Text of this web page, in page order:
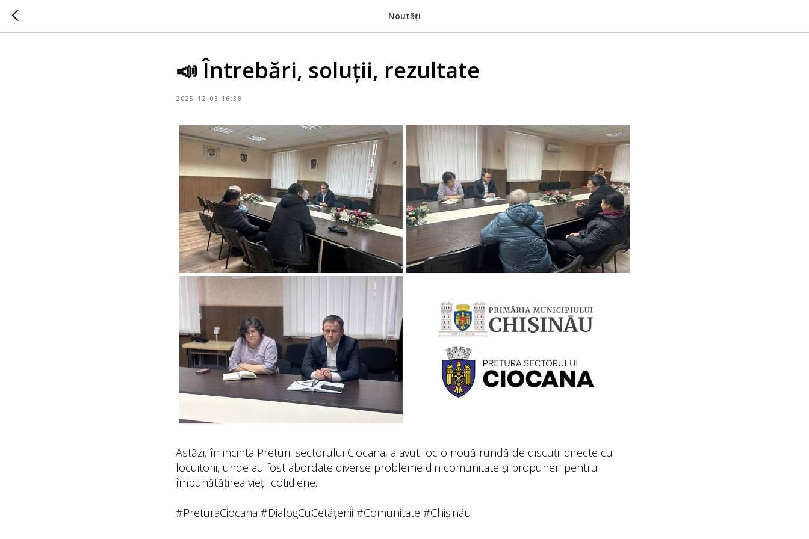
Noutăți
📣 Întrebări, soluții, rezultate
2025-12-08 16:38
Astăzi, în incinta Preturii sectorului Ciocana, a avut loc o nouă rundă de discuții directe cu
locuitorii, unde au fost abordate diverse probleme din comunitate și propuneri pentru
îmbunătățirea vieții cotidiene.
#PreturaCiocana #DialogCuCetățenii #Comunitate #Chișinău